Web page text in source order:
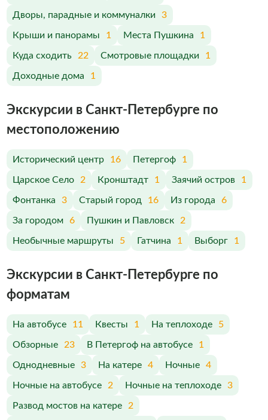
Дворы, парадные и коммуналки 3
Крыши и панорамы 1 Места Пушкина 1
Куда сходить 22 Смотровые площадки 1
Доходные дома 1
Экскурсии в Санкт-Петербурге по
меcтоположению
Исторический центр 16 Петергоф 1
Царское Село 2 Кронштадт 1 Заячий остров 1
Фонтанка 3 Старый город 16 Из города 6
За городом 6 Пушкин и Павловск 2
Необычные маршруты 5 Гатчина 1 Выборг 1
Экскурсии в Санкт-Петербурге по
форматам
На автобусе 11 Квесты 1 На теплоходе 5
Обзорные 23 В Петергоф на автобусе 1
Однодневные 3 На катере 4 Ночные 4
Ночные на автобусе 2 Ночные на теплоходе 3
Развод мостов на катере 2